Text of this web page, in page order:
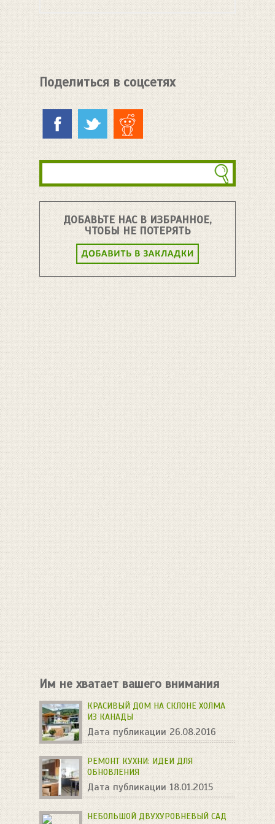
Поделиться в соцсетях
ДОБАВЬТЕ НАС В ИЗБРАННОЕ,
ЧТОБЫ НЕ ПОТЕРЯТЬ
Им не хватает вашего внимания
КРАСИВЫЙ ДОМ НА СКЛОНЕ ХОЛМА
ИЗ КАНАДЫ
Дата публикации 26.08.2016
РЕМОНТ КУХНИ: ИДЕИ ДЛЯ
ОБНОВЛЕНИЯ
Дата публикации 18.01.2015
НЕБОЛЬШОЙ ДВУХУРОВНЕВЫЙ САД